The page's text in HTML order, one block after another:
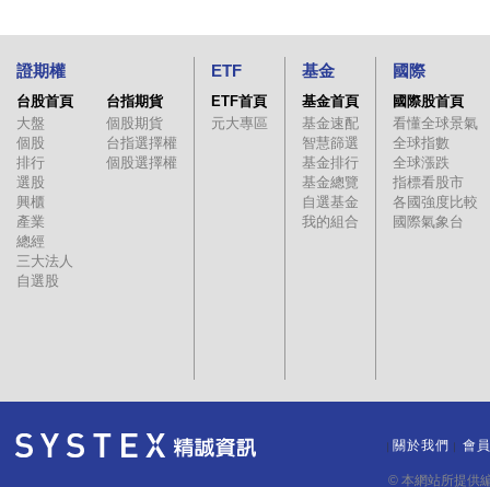
證期權
台股首頁
大盤
個股
排行
選股
興櫃
產業
總經
三大法人
自選股
台指期貨
個股期貨
台指選擇權
個股選擇權
ETF
ETF首頁
元大專區
基金
基金首頁
基金速配
智慧篩選
基金排行
基金總覽
自選基金
我的組合
國際
國際股首頁
看懂全球景氣
全球指數
全球漲跌
指標看股市
各國強度比較
國際氣象台
關於我們 會
© 本網站所提供